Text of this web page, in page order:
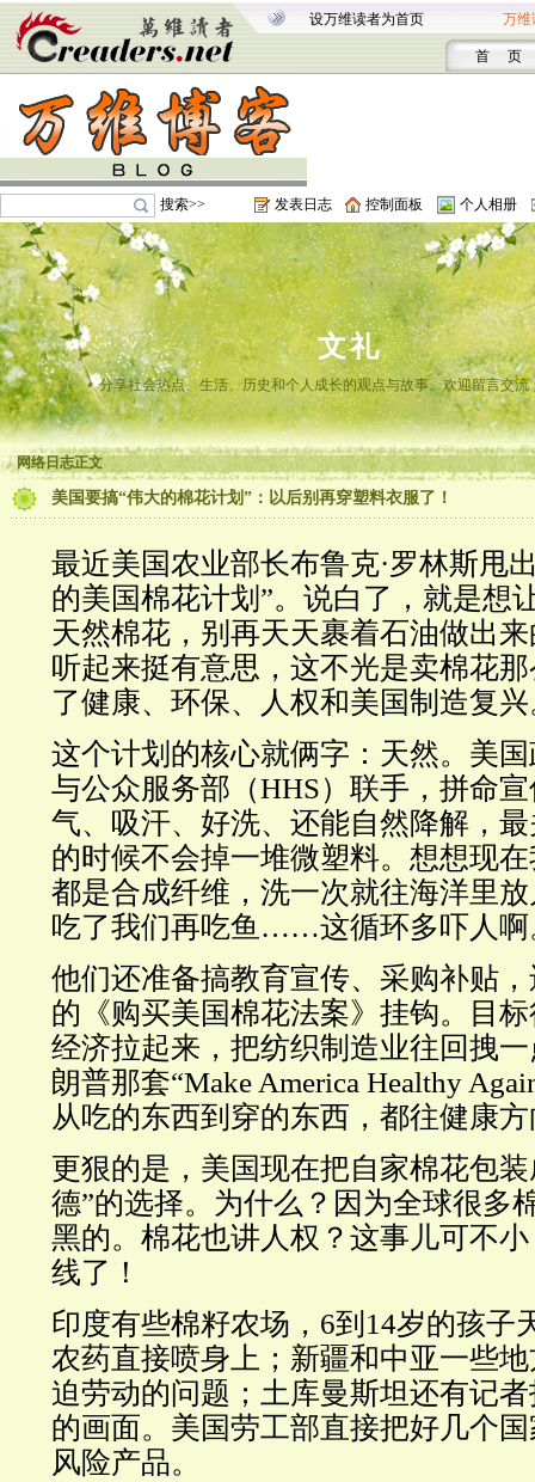
设万维读者为首页 万维
首 页
搜索>> 发表日志 控制面板 个人相册
文礼
分享社会热点、生活、历史和个人成长的观点与故事。欢迎留言交流
网络日志正文
美国要搞“伟大的棉花计划”：以后别再穿塑料衣服了！
最近美国农业部长布鲁克·罗林斯甩
的美国棉花计划”。说白了，就是想
天然棉花，别再天天裹着石油做出
听起来挺有意思，这不光是卖棉花
了健康、环保、人权和美国制造复
这个计划的核心就俩字：天然。美
与公众服务部（HHS）联手，拼命
气、吸汗、好洗、还能自然降解，
的时候不会掉一堆微塑料。想想现
都是合成纤维，洗一次就往海洋里
吃了我们再吃鱼……这循环多吓人啊
他们还准备搞教育宣传、采购补贴
的《购买美国棉花法案》挂钩。目
经济拉起来，把纺织制造业往回拽
朗普那套“Make America Healthy
从吃的东西到穿的东西，都往健康
更狠的是，美国现在把自家棉花包
德”的选择。为什么？因为全球很多
黑的。棉花也讲人权？这事儿可不
线了！
印度有些棉籽农场，6到14岁的孩子
农药直接喷身上；新疆和中亚一些
迫劳动的问题；土库曼斯坦还有记
的画面。美国劳工部直接把好几个
风险产品。